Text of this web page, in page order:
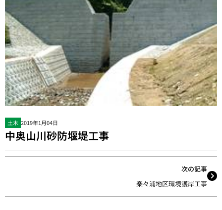
土木 2019年1月04日
中奥山川砂防堰堤工事
次の記事
楽々浦地区環境護岸工事